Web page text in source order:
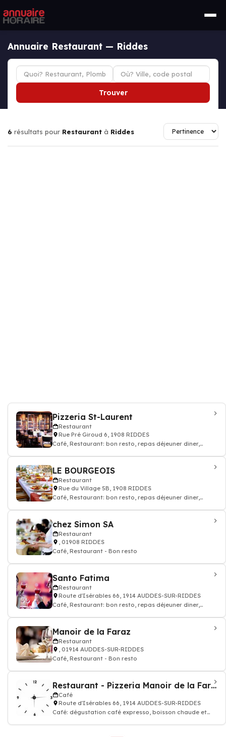
Annuaire Restaurant — Riddes
Trouver
6 résultats pour Restaurant à Riddes
Pizzeria St-Laurent
Restaurant
Rue Pré Giroud 6, 1908 RIDDES
Café, Restaurant: bon resto, repas déjeuner dîner,
LE BOURGEOIS
Restaurant
Rue du Village 5B, 1908 RIDDES
Café, Restaurant: bon resto, repas déjeuner dîner,
chez Simon SA
Restaurant
, 01908 RIDDES
Café, Restaurant - Bon resto
Santo Fatima
Restaurant
Route d'Isérables 66, 1914 AUDDES-SUR-RIDDES
Café, Restaurant: bon resto, repas déjeuner dîner,
Manoir de la Faraz
Restaurant
, 01914 AUDDES-SUR-RIDDES
Café, Restaurant - Bon resto
Restaurant - Pizzeria Manoir de la Faraz
Café
Route d'Isérables 66, 1914 AUDDES-SUR-RIDDES
Café: dégustation café expresso, boisson chaude et